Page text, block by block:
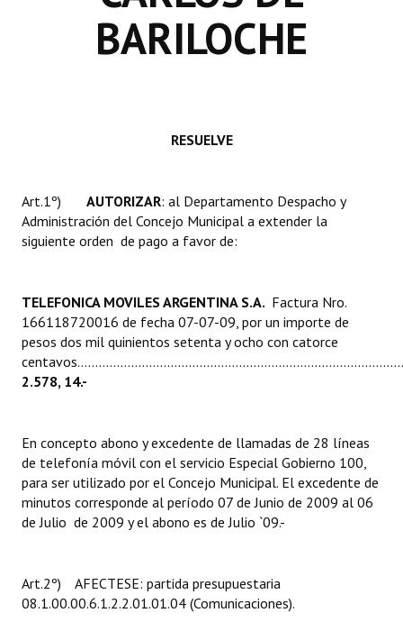
Antiguos Pobladores - Registro
REFORMA DE LA CARTA ORGÁNICA
BARILOCHE
RESUELVE
Art.1º) AUTORIZAR: al Departamento Despacho y
Administración del Concejo Municipal a extender la
siguiente orden de pago a favor de:
TELEFONICA MOVILES ARGENTINA S.A. Factura Nro.
166118720016 de fecha 07-07-09, por un importe de
pesos dos mil quinientos setenta y ocho con catorce
2.578, 14.-
En concepto abono y excedente de llamadas de 28 líneas
de telefonía móvil con el servicio Especial Gobierno 100,
para ser utilizado por el Concejo Municipal. El excedente de
minutos corresponde al período 07 de Junio de 2009 al 06
de Julio de 2009 y el abono es de Julio `09.-
Art.2º) AFECTESE: partida presupuestaria
08.1.00.00.6.1.2.2.01.01.04 (Comunicaciones).